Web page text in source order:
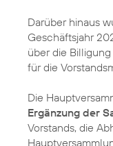
Darüber hinaus
Geschäftsjahr
über die
für die
Die
Ergänzung der
Vorstands, die